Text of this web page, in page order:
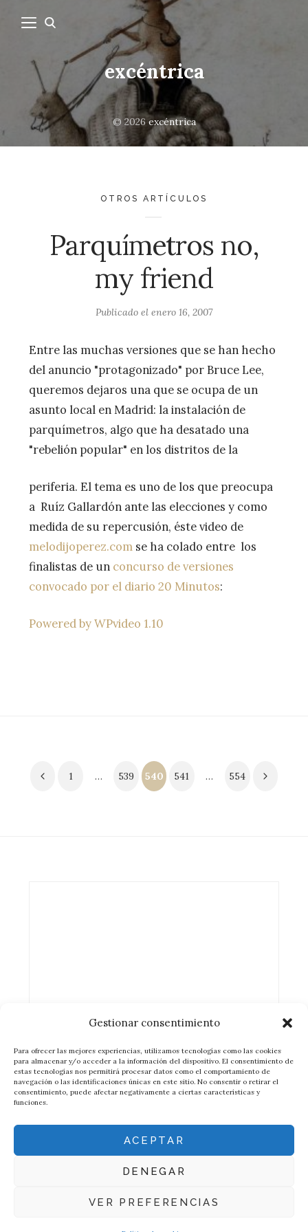
Gestionar consentimiento
Para ofrecer las mejores experiencias, utilizamos tecnologías como las cookies
para almacenar y/o acceder a la información del dispositivo. El consentimiento de
estas tecnologías nos permitirá procesar datos como el comportamiento de
navegación o las identificaciones únicas en este sitio. No consentir o retirar el
consentimiento, puede afectar negativamente a ciertas características y
funciones.
ACEPTAR
DENEGAR
VER PREFERENCIAS
excéntrica
© 2026excéntrica
OTROS ARTÍCULOS
Parquímetros no,
my friend
Publicado el enero 16, 2007
Entre las muchas versiones que se han hecho
del anuncio "protagonizado" por Bruce Lee,
queremos dejaros una que se ocupa de un
asunto local en Madrid: la instalación de
parquímetros, algo que ha desatado una
"rebelión popular" en los distritos de la
periferia. El tema es uno de los que preocupa
a Ruíz Gallardón ante las elecciones y como
medida de su repercusión, éste video de
melodijoperez.com se ha colado entre los
finalistas de un concurso de versiones
convocado por el diario 20 Minutos:
Powered by WPvideo 1.10
Paginación
1 … 539 540 541 … 554
Política de cookies (UE)